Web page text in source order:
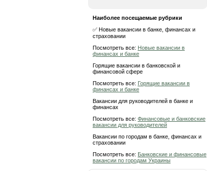
Наиболее посещаемые рубрики
✅ Новые вакансии в банке, финансах и
страховании
Посмотреть все: Новые вакансии в
финансах и банке
Горящие вакансии в банковской и
финансовой сфере
Посмотреть все: Горящие вакансии в
финансах и банке
Вакансии для руководителей в банке и
финансах
Посмотреть все: Финансовые и банковские
вакансии для руководителей
Вакансии по городам в банке, финансах и
страховании
Посмотреть все: Банковские и финансовые
вакансии по городам Украины